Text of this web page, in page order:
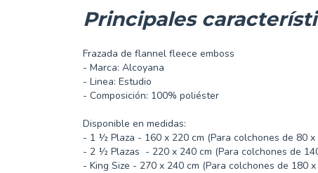
Principales
Frazada de flannel fleece emboss
- Marca: Alcoyana
- Linea: Estudio
- Composición: 100% poliéster
Disponible en medidas:
- 1 ½ Plaza - 160 x 220 cm (Para colchones de 80 x
- 2 ½ Plazas - 220 x 240 cm (Para colchones de
- King Size - 270 x 240 cm (Para colchones de 180